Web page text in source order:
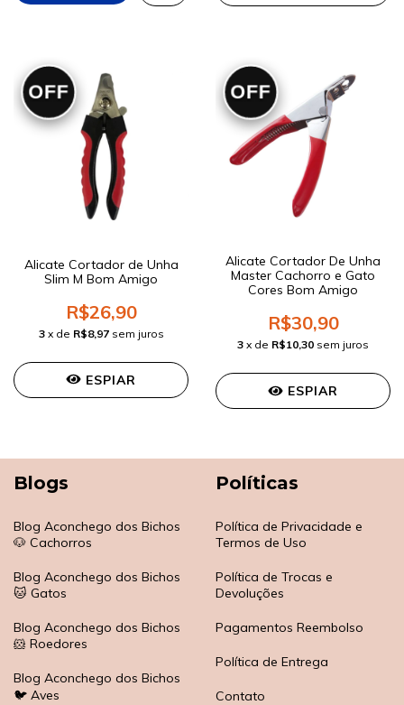
OFF
Alicate Cortador de Unha
Slim M Bom Amigo
R$26,90
3 x de R$8,97 sem juros
ESPIAR
OFF
Alicate Cortador De Unha
Master Cachorro e Gato
Cores Bom Amigo
R$30,90
3 x de R$10,30 sem juros
ESPIAR
Blogs
Blog Aconchego dos Bichos
🐶 Cachorros
Blog Aconchego dos Bichos
🐱 Gatos
Blog Aconchego dos Bichos
🐹 Roedores
Blog Aconchego dos Bichos
🐦 Aves
Políticas
Política de Privacidade e
Termos de Uso
Política de Trocas e
Devoluções
Pagamentos Reembolso
Política de Entrega
Contato